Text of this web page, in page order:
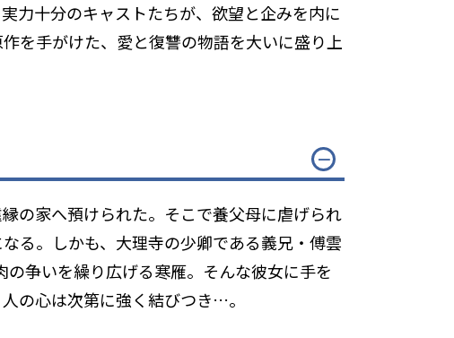
力十分のキャストたちが、欲望と企みを内に
を手がけた、愛と復讐の物語を大いに盛り上
の家へ預けられた。そこで養父母に虐げられ
る。しかも、大理寺の少卿である義兄・傅雲
争いを繰り広げる寒雁。そんな彼女に手を
の心は次第に強く結びつき…。